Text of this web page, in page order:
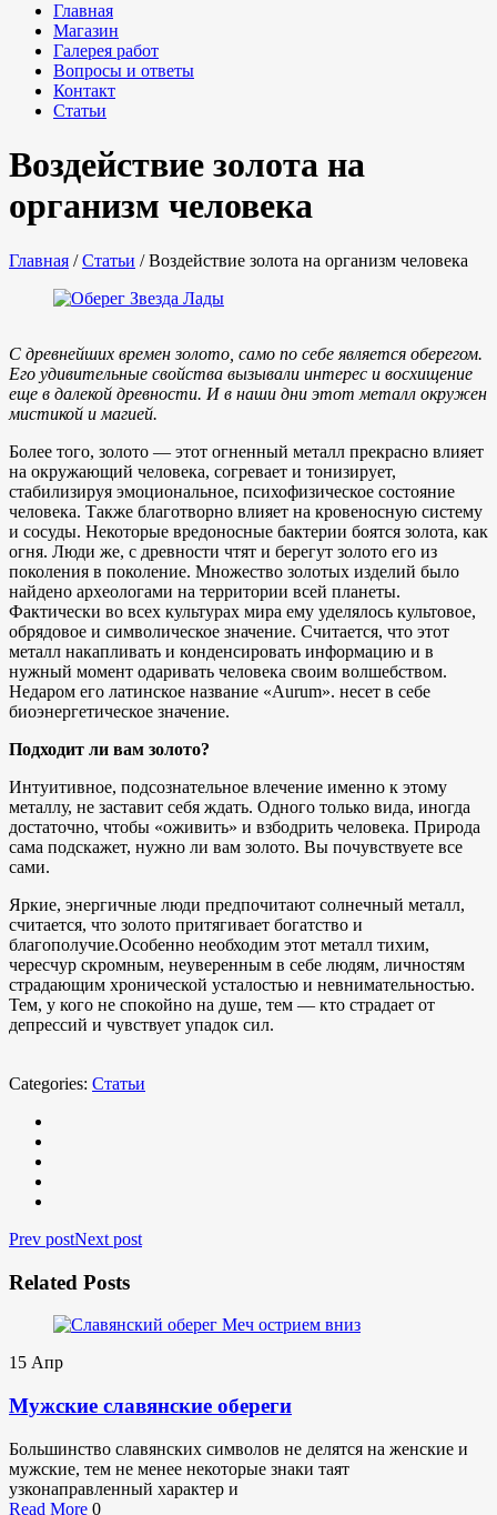
Главная
Магазин
Галерея работ
Вопросы и ответы
Контакт
Статьи
Воздействие золота на
организм человека
Главная / Статьи / Воздействие золота на организм человека
С древнейших времен золото, само по себе является оберегом.
Его удивительные свойства вызывали интерес и восхищение
еще в далекой древности. И в наши дни этот металл окружен
мистикой и магией.
Более того, золото — этот огненный металл прекрасно влияет
на окружающий человека, согревает и тонизирует,
стабилизируя эмоциональное, психофизическое состояние
человека. Также благотворно влияет на кровеносную систему
и сосуды. Некоторые вредоносные бактерии боятся золота, как
огня. Люди же, с древности чтят и берегут золото его из
поколения в поколение. Множество золотых изделий было
найдено археологами на территории всей планеты.
Фактически во всех культурах мира ему уделялось культовое,
обрядовое и символическое значение. Считается, что этот
металл накапливать и конденсировать информацию и в
нужный момент одаривать человека своим волшебством.
Недаром его латинское название «Aurum». несет в себе
биоэнергетическое значение.
Подходит ли вам золото?
Интуитивное, подсознательное влечение именно к этому
металлу, не заставит себя ждать. Одного только вида, иногда
достаточно, чтобы «оживить» и взбодрить человека. Природа
сама подскажет, нужно ли вам золото. Вы почувствуете все
сами.
Яркие, энергичные люди предпочитают солнечный металл,
считается, что золото притягивает богатство и
благополучие.Особенно необходим этот металл тихим,
чересчур скромным, неуверенным в себе людям, личностям
страдающим хронической усталостью и невнимательностью.
Тем, у кого не спокойно на душе, тем — кто страдает от
депрессий и чувствует упадок сил.
Categories: Статьи
Prev postNext post
Related Posts
15 Апр
Мужские славянские обереги
Большинство славянских символов не делятся на женские и
мужские, тем не менее некоторые знаки таят
узконаправленный характер и
Read More 0